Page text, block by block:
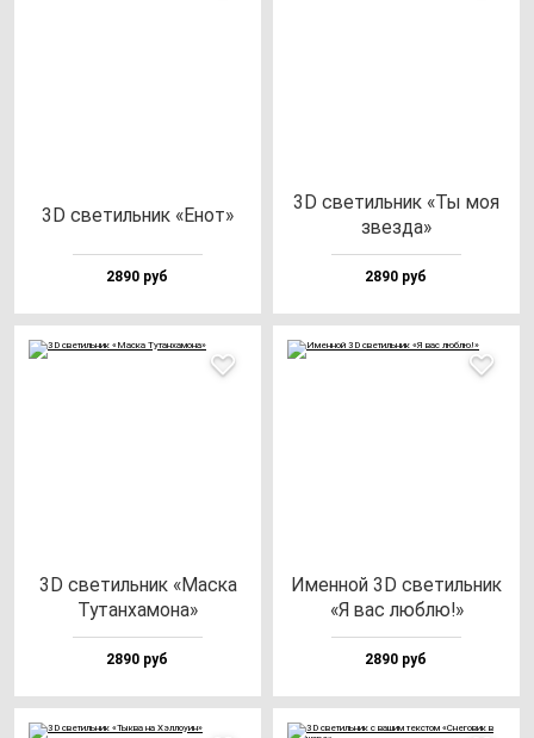
3D све­тиль­ник «Енот»
2890 руб
3D све­тиль­ник «Ты моя
звез­да»
2890 руб
3D све­тиль­ник «Мас­ка
Тутан­ха­мо­на»
2890 руб
Имен­ной 3D све­тиль­ник
«Я вас люб­лю!»
2890 руб